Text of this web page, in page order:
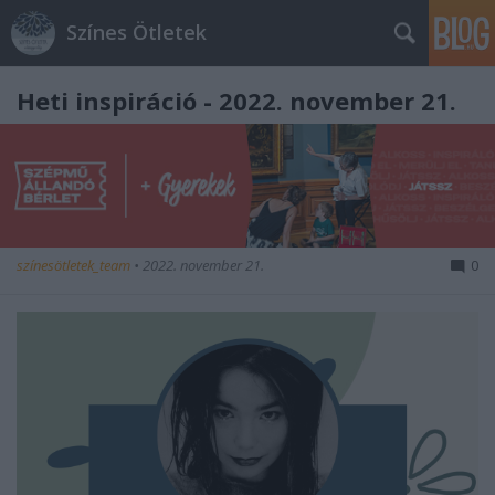
Színes Ötletek
Heti inspiráció - 2022. november 21.
színesötletek_team • 2022. november 21. 0